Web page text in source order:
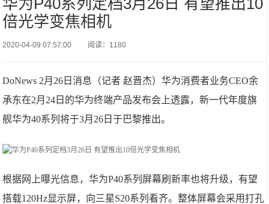
华为P40系列定档3月26日 有望推出10
倍光学变焦相机
2020-04-09 07:57:00 阅读：1180
DoNews 2月26日消息（记者 赵晋杰）华为消费者业务CEO余
承东在2月24日的华为终端产品发布会上透露，新一代年度旗
舰华为40系列将于3月26日于巴黎推出。
根据网上曝光信息，华为P40系列屏幕刷新率也将升级，有望
搭载120Hz显示屏，向三星S20系列看齐。整体屏幕会采用打孔